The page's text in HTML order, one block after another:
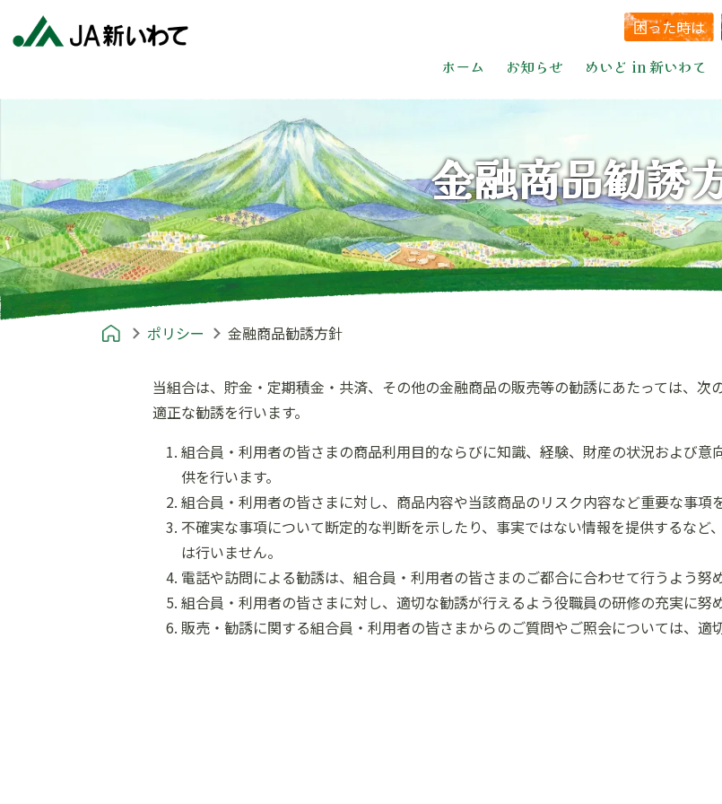
困った時は
ホーム
お知らせ めいど in 新いわて
金融商品勧誘
ポリシー 金融商品勧誘方針
当組合は、貯金・定期積金・共済、その他の金融商品の販売等の勧誘にあたっては、
適正な勧誘を行います。
組合員・利用者の皆さまの商品利用目的ならびに知識、経験、財産の状況および
供を行います。
組合員・利用者の皆さまに対し、商品内容や当該商品のリスク内容など重要な事項
不確実な事項について断定的な判断を示したり、事実ではない情報を提供するな
は行いません。
電話や訪問による勧誘は、組合員・利用者の皆さまのご都合に合わせて行うよう努め
組合員・利用者の皆さまに対し、適切な勧誘が行えるよう役職員の研修の充実に努め
販売・勧誘に関する組合員・利用者の皆さまからのご質問やご照会については、適